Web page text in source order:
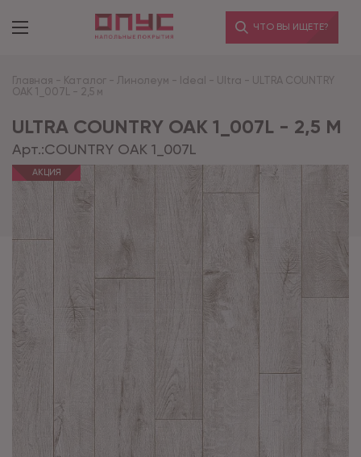
ЧТО ВЫ ИЩЕТЕ?
Главная - Каталог - Линолеум - Ideal - Ultra - ULTRA COUNTRY
OAK 1_007L - 2,5 м
ULTRA COUNTRY OAK 1_007L - 2,5 М
Арт.:COUNTRY OAK 1_007L
АКЦИЯ